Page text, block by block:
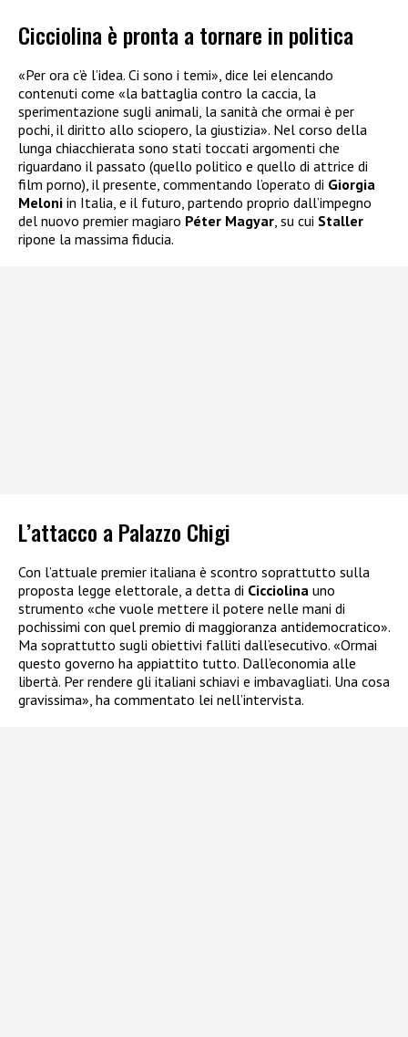
Cicciolina è pronta a tornare in politica
«Per ora c’è l’idea. Ci sono i temi», dice lei elencando
contenuti come «la battaglia contro la caccia, la
sperimentazione sugli animali, la sanità che ormai è per
pochi, il diritto allo sciopero, la giustizia». Nel corso della
lunga chiacchierata sono stati toccati argomenti che
riguardano il passato (quello politico e quello di attrice di
film porno), il presente, commentando l’operato di Giorgia
Meloni in Italia, e il futuro, partendo proprio dall’impegno
del nuovo premier magiaro Péter Magyar, su cui Staller
ripone la massima fiducia.
L’attacco a Palazzo Chigi
Con l’attuale premier italiana è scontro soprattutto sulla
proposta legge elettorale, a detta di Cicciolina uno
strumento «che vuole mettere il potere nelle mani di
pochissimi con quel premio di maggioranza antidemocratico».
Ma soprattutto sugli obiettivi falliti dall’esecutivo. «Ormai
questo governo ha appiattito tutto. Dall’economia alle
libertà. Per rendere gli italiani schiavi e imbavagliati. Una cosa
gravissima», ha commentato lei nell’intervista.